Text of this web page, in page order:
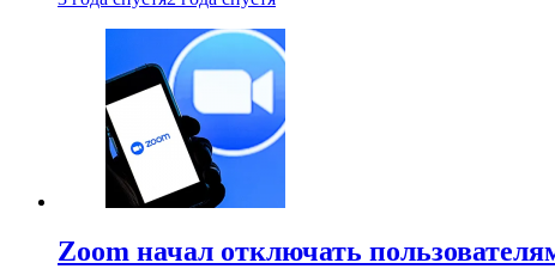
Zoom начал отключать